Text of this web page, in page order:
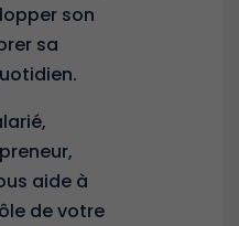
son
sa
aide à
de votre